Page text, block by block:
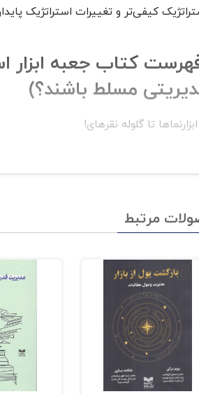
کیفی‌تر و تغییرات استراتژیک
کتاب جعبه ابزار
مسلط باشند؟)
ابزارنماها تا گلوله نقرهای!
قرمز ما کجا هستند؟
عمیق محیطهای ششگانه
آبستن چه فرصتها و تهدیدهایی است؟
مرتبط